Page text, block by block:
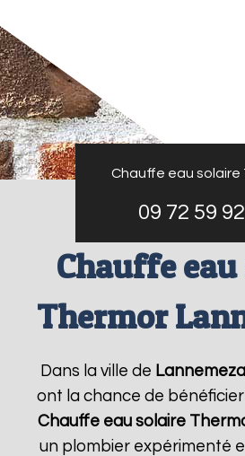
Chauffe eau solaire
09 72 59
Chauffe
Thermor
Dans la ville de
ont la chance de
Chauffe eau solaire
un plombier expérimenté